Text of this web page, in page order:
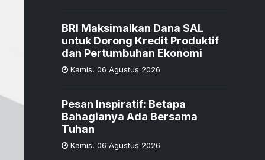
BRI Maksimalkan Dana SAL
untuk Dorong Kredit Produktif
dan Pertumbuhan Ekonomi
Kamis, 06 Agustus 2026
Pesan Inspiratif: Betapa
Bahagianya Ada Bersama
Tuhan
Kamis, 06 Agustus 2026